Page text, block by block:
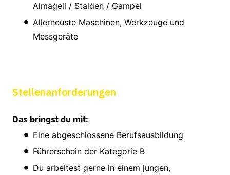
Almagell / Stalden / Gampel
Allerneuste Maschinen, Werkzeuge und
Messgeräte
Stellenanforderungen
Das bringst du mit:
Eine abgeschlossene Berufsausbildung
Führerschein der Kategorie B
Du arbeitest gerne in einem jungen,